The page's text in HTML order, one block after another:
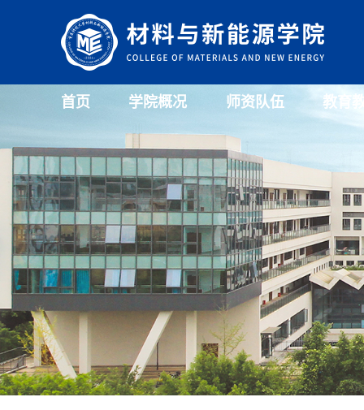
首页 学院概况 师资队伍 教育